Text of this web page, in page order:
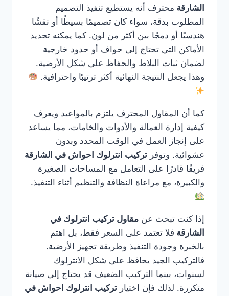
الشارقة محترف أنه يستطيع تنفيذ التصميم
المطلوب بدقة، سواء كان تصميمًا بسيطًا أو نقشًا
هندسيًا أو دمجًا بين أكثر من لون. كما يمكنه تحديد
الأماكن التي تحتاج إلى حواف أو حدود خارجية
لضمان ثبات البلاط والحفاظ على شكل الأرضية.
وهذا يجعل النتيجة النهائية أكثر ترتيبًا واحترافية.
كما أن المقاول المحترف يلتزم بالمواعيد ويعرف
كيفية إدارة العمالة والأدوات والخامات، مما يساعد
على إنجاز العمل في الوقت المحدد وبدون
عشوائية. وتوفر تركيب انترلوك احواش في الشارقة
فريقًا قادرًا على التعامل مع المساحات الصغيرة
والكبيرة، مع مراعاة النظافة والتنظيم أثناء التنفيذ.
إذا كنت تبحث عن مقاول تركيب انترلوك في
الشارقة فلا تعتمد على السعر فقط، بل اهتم
بالخبرة وجودة التنفيذ وطريقة تجهيز الأرضية.
فالتركيب الجيد يحافظ على شكل الانترلوك
لسنوات، بينما التركيب الضعيف قد يحتاج إلى صيانة
متكررة. لذلك فإن اختيار تركيب انترلوك احواش في